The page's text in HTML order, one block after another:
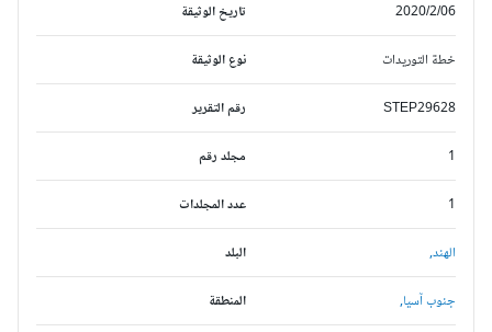
تاريخ الوثيقة 2020/2/06
نوع الوثيقة خطة التوريدات
رقم التقرير STEP29628
مجلد رقم
عدد المجلدات
البلد الهند,
المنطقة جنوب آسيا,